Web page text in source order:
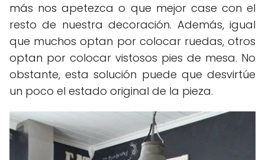
más nos apetezca o que mejor case con el
resto de nuestra decoración. Además, igual
que muchos optan por colocar ruedas, otros
optan por colocar vistosos pies de mesa. No
obstante, esta solución puede que desvirtúe
un poco el estado original de la pieza.